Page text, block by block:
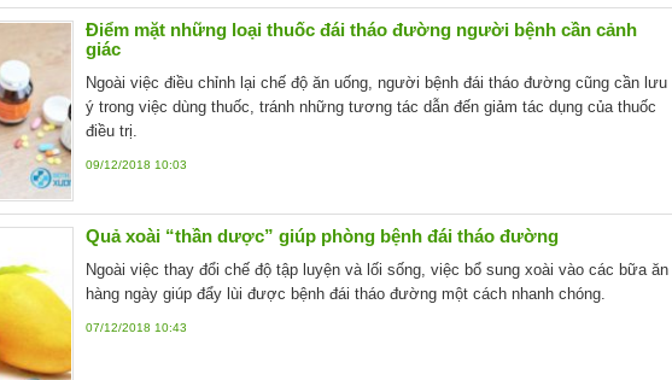
Điểm mặt những loại thuốc đái tháo đường người bệnh cần cảnh
giác
Ngoài việc điều chỉnh lại chế độ ăn uống, người bệnh đái tháo đường cũng cần lưu
ý trong việc dùng thuốc, tránh những tương tác dẫn đến giảm tác dụng của thuốc
điều trị.
09/12/2018 10:03
Quả xoài “thần dược” giúp phòng bệnh đái tháo đường
Ngoài việc thay đổi chế độ tập luyện và lối sống, việc bổ sung xoài vào các bữa ăn
hàng ngày giúp đẩy lùi được bệnh đái tháo đường một cách nhanh chóng.
07/12/2018 10:43